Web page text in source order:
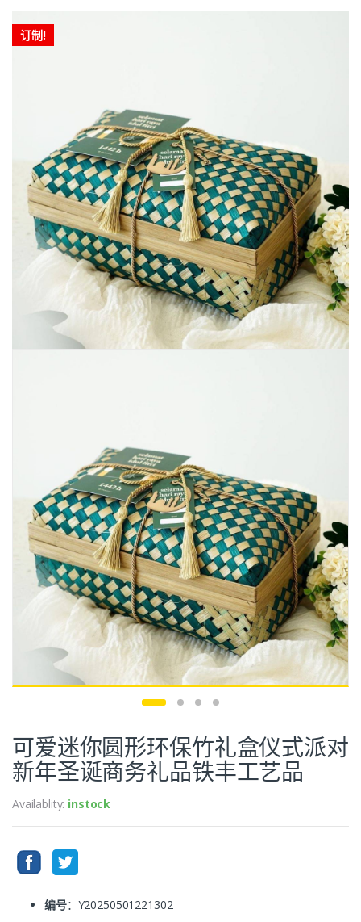
订制!
可爱迷你圆形环保竹礼盒仪式派对
新年圣诞商务礼品铁丰工艺品
Availablity: instock
编号：Y20250501221302